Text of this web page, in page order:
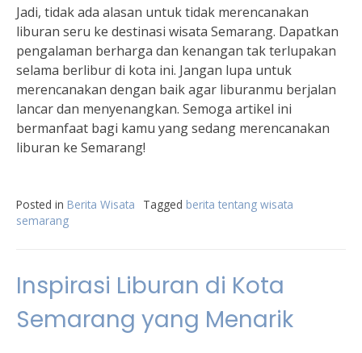
Jadi, tidak ada alasan untuk tidak merencanakan
liburan seru ke destinasi wisata Semarang. Dapatkan
pengalaman berharga dan kenangan tak terlupakan
selama berlibur di kota ini. Jangan lupa untuk
merencanakan dengan baik agar liburanmu berjalan
lancar dan menyenangkan. Semoga artikel ini
bermanfaat bagi kamu yang sedang merencanakan
liburan ke Semarang!
Posted in Berita Wisata Tagged berita tentang wisata
semarang
Inspirasi Liburan di Kota
Semarang yang Menarik